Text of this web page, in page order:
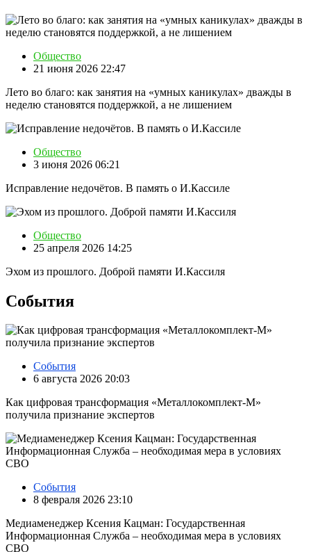
Общество
21 июня 2026 22:47
Лето во благо: как занятия на «умных каникулах» дважды в
неделю становятся поддержкой, а не лишением
Общество
3 июня 2026 06:21
Исправление недочётов. В память о И.Кассиле
Общество
25 апреля 2026 14:25
Эхом из прошлого. Доброй памяти И.Кассиля
События
События
6 августа 2026 20:03
Как цифровая трансформация «Металлокомплект-М»
получила признание экспертов
События
8 февраля 2026 23:10
Медиаменеджер Ксения Кацман: Государственная
Информационная Служба – необходимая мера в условиях
СВО